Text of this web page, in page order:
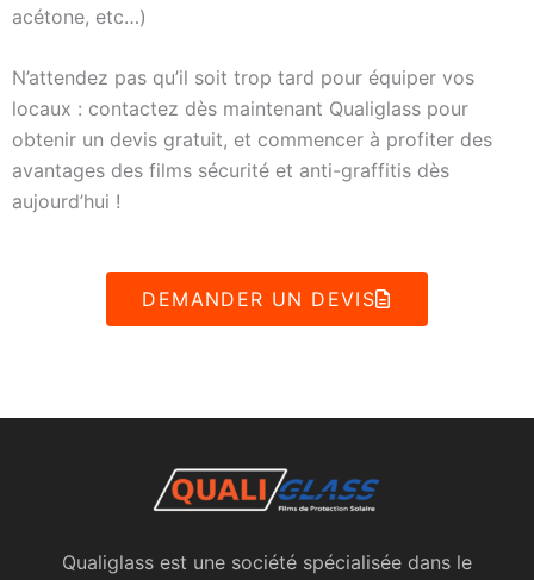
acétone, etc…)
N’attendez pas qu’il soit trop tard pour équiper vos
locaux : contactez dès maintenant Qualiglass pour
obtenir un devis gratuit, et commencer à profiter des
avantages des films sécurité et anti-graffitis dès
aujourd’hui !
DEMANDER UN DEVIS
Qualiglass est une société spécialisée dans le